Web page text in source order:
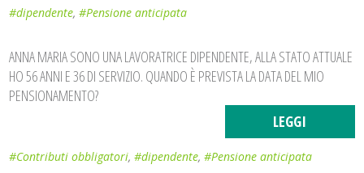
#dipendente,#Pensione anticipata
ANNA MARIA SONO UNA LAVORATRICE DIPENDENTE, ALLA STATO ATTUALE
HO 56 ANNI E 36 DI SERVIZIO. QUANDO È PREVISTA LA DATA DEL MIO
PENSIONAMENTO?
LEGGI
#Contributi obbligatori,#dipendente,#Pensione anticipata